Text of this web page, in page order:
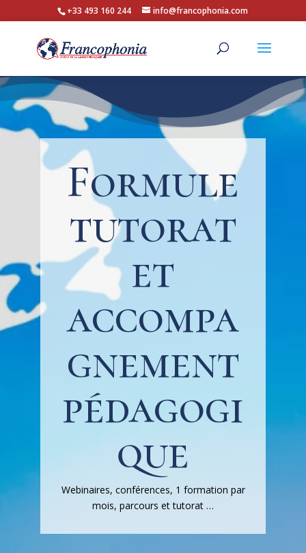
+33 493 160 244 info@francophonia.com
Formule
tutorat
et
accompa
gnement
pédagogi
que
Webinaires, conférences, 1 formation par
mois, parcours et tutorat …